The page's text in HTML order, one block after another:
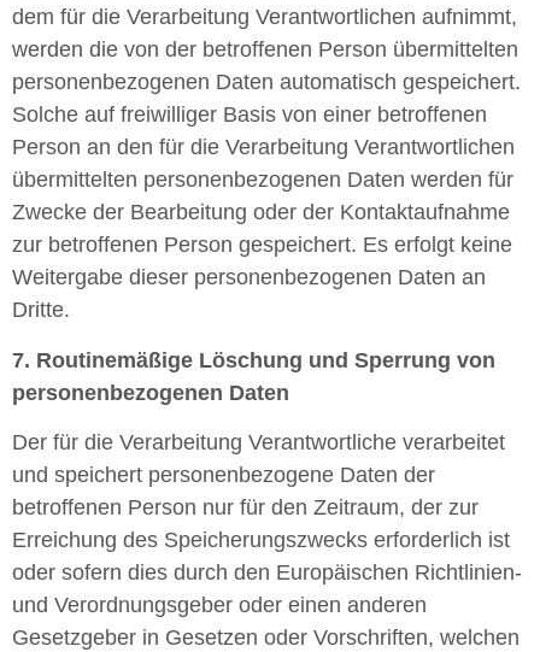
dem für die Verarbeitung Verantwortlichen aufnimmt,
werden die von der betroffenen Person übermittelten
personenbezogenen Daten automatisch gespeichert.
Solche auf freiwilliger Basis von einer betroffenen
Person an den für die Verarbeitung Verantwortlichen
übermittelten personenbezogenen Daten werden für
Zwecke der Bearbeitung oder der Kontaktaufnahme
zur betroffenen Person gespeichert. Es erfolgt keine
Weitergabe dieser personenbezogenen Daten an
Dritte.
7. Routinemäßige Löschung und Sperrung von
personenbezogenen Daten
Der für die Verarbeitung Verantwortliche verarbeitet
und speichert personenbezogene Daten der
betroffenen Person nur für den Zeitraum, der zur
Erreichung des Speicherungszwecks erforderlich ist
oder sofern dies durch den Europäischen Richtlinien-
und Verordnungsgeber oder einen anderen
Gesetzgeber in Gesetzen oder Vorschriften, welchen